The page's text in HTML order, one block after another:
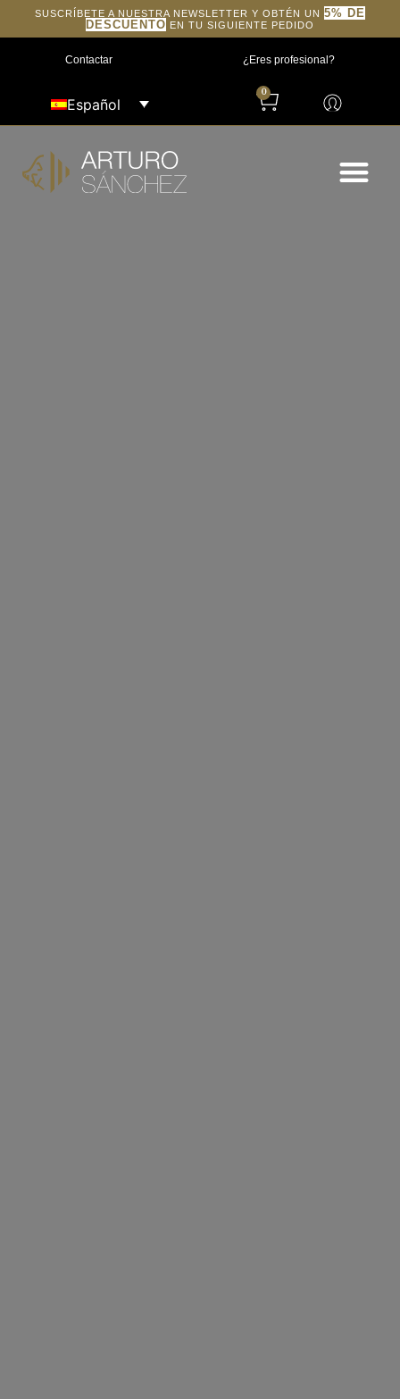
SUSCRÍBETE A NUESTRA NEWSLETTER Y OBTÉN UN 5% DE
DESCUENTO EN TU SIGUIENTE PEDIDO
Contactar ¿Eres profesional?
Español
0